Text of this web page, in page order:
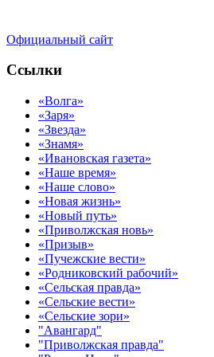
Официальный сайт
Ссылки
«Волга»
«Заря»
«Звезда»
«Знамя»
«Ивановская газета»
«Наше время»
«Наше слово»
«Новая жизнь»
«Новый путь»
«Приволжская новь»
«Призыв»
«Пучежские вести»
«Родниковский рабочий»
«Сельская правда»
«Сельские вести»
«Сельские зори»
"Авангард"
"Приволжская правда"